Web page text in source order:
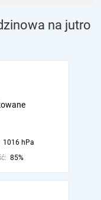
na jutro
1016 hPa
85%